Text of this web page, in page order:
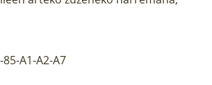
A1-A2-A7